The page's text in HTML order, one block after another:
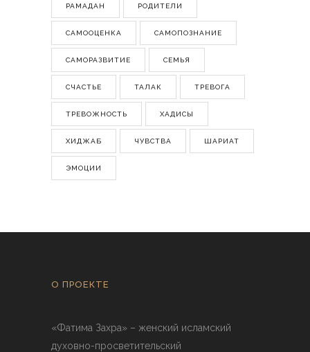
РАМАДАН РОДИТЕЛИ
САМООЦЕНКА САМОПОЗНАНИЕ
САМОРАЗВИТИЕ СЕМЬЯ
СЧАСТЬЕ ТАЛАК ТРЕВОГА
ТРЕВОЖНОСТЬ ХАДИСЫ
ХИДЖАБ ЧУВСТВА ШАРИАТ
ЭМОЦИИ
О ПРОЕКТЕ
«Фатима Захра» – женский исламский
духовно-просветительский